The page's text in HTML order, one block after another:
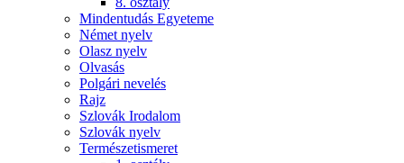
Mindentudás Egyeteme
Német nyelv
Olasz nyelv
Olvasás
Polgári nevelés
Rajz
Szlovák Irodalom
Szlovák nyelv
Természetismeret